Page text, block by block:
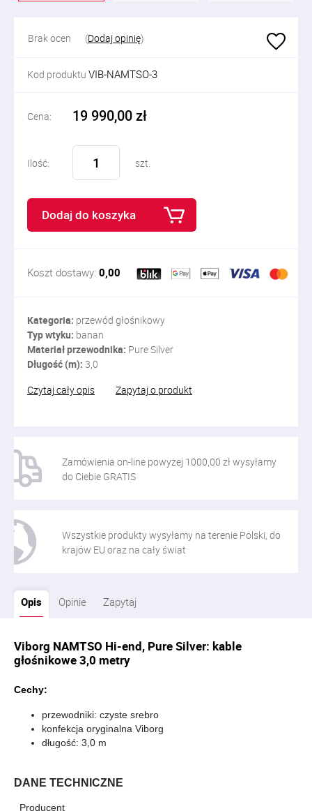
Brak ocen (Dodaj opinię)
Kod produktu VIB-NAMTSO-3
Cena: 19 990,00 zł
Ilość: szt.
Dodaj do koszyka
Koszt dostawy: 0,00
Kategoria: przewód głośnikowy
Typ wtyku: banan
Materiał przewodnika: Pure Silver
Długość (m): 3,0
Czytaj cały opis
Zapytaj o produkt
Zamówienia on-line powyżej 1000,00 zł wysyłamy
do Ciebie GRATIS
Wszystkie produkty wysyłamy na terenie Polski, do
krajów EU oraz na cały świat
Opis Opinie Zapytaj
Viborg NAMTSO Hi-end, Pure Silver: kable
głośnikowe 3,0 metry
Cechy:
przewodniki: czyste srebro
konfekcja oryginalna Viborg
długość: 3,0 m
DANE TECHNICZNE
Producent